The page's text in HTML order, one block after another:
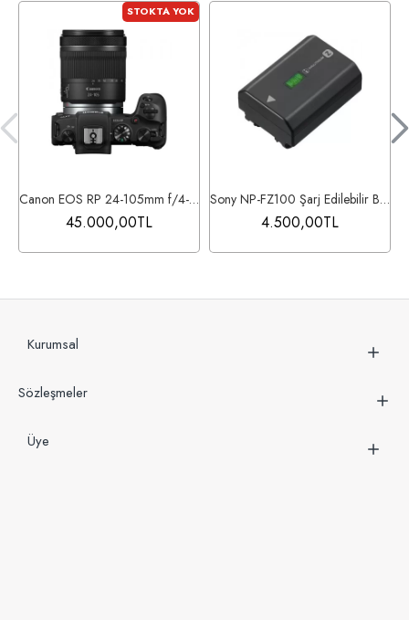
STOKTA YOK
Canon EOS RP 24-105mm f/4-7.1 IS STM Aynasız Dijital Fotoğraf Makinesi
45.000,00TL
Sony NP-FZ100 Şarj Edilebilir Batarya
4.500,00TL
Kurumsal
Sözleşmeler
Üye